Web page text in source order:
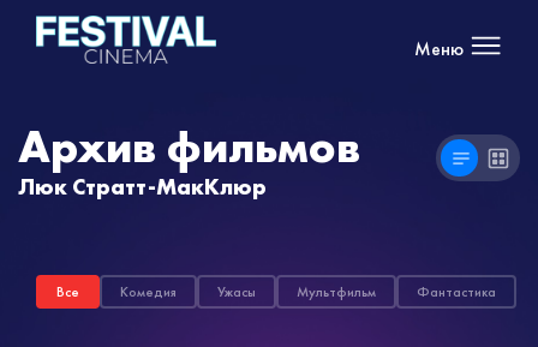
Меню
Архив фильмов
Люк Стратт-МакКлюр
Все Комедия Ужасы Мультфильм Фантастика